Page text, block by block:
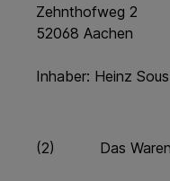
Zehnthofweg 2
52068 Aachen
Inhaber: Heinz Sous
(2) Das